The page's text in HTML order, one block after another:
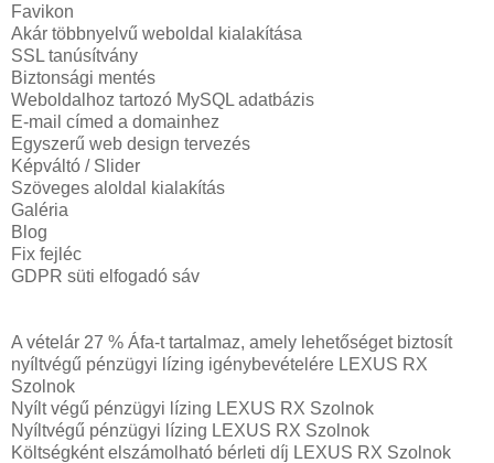
Favikon
Akár többnyelvű weboldal kialakítása
SSL tanúsítvány
Biztonsági mentés
Weboldalhoz tartozó MySQL adatbázis
E-mail címed a domainhez
Egyszerű web design tervezés
Képváltó / Slider
Szöveges aloldal kialakítás
Galéria
Blog
Fix fejléc
GDPR süti elfogadó sáv
A vételár 27 % Áfa-t tartalmaz, amely lehetőséget biztosít
nyíltvégű pénzügyi lízing igénybevételére LEXUS RX
Szolnok
Nyílt végű pénzügyi lízing LEXUS RX Szolnok
Nyíltvégű pénzügyi lízing LEXUS RX Szolnok
Költségként elszámolható bérleti díj LEXUS RX Szolnok